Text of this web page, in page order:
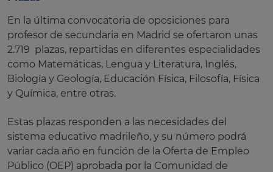
En la última convocatoria de oposiciones para
profesor de secundaria en Madrid se ofertaron unas
2.719 plazas, repartidas en diferentes especialidades
como Matemáticas, Lengua y Literatura, Inglés,
Biología y Geología, Educación Física, Filosofía, Física
y Química, entre otras.
Estas plazas responden a las necesidades del
sistema educativo madrileño, y su número podrá
variar cada año en función de la Oferta de Empleo
Público (OEP) aprobada por la Comunidad de